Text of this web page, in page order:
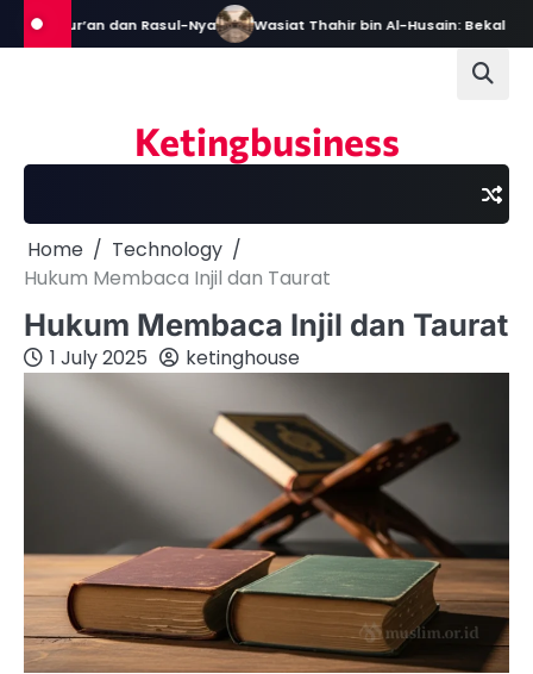
Skip
to
Qur’an dan Rasul-Nya Wasiat Thahir bin Al-Husain: Bekal
Ketingbusiness
Home
Technology
Hukum Membaca Injil dan Taurat
Hukum Membaca Injil dan Taurat
1 July 2025 ketinghouse